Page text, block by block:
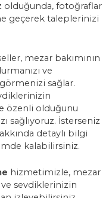
olduğunda, fotoğraflar
geçerek taleplerinizi
mezar bakımının
ve
sağlar.
özenli olduğunu
sağlıyoruz. İsterseniz
detaylı bilgi
kalabilirsiniz.
hizmetimizle, mezar
sevdiklerinizin